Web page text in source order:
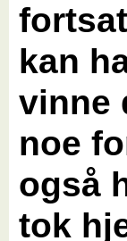
kan
vinne
noe
også
tok